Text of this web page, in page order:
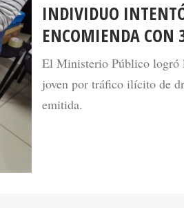
INDIVIDUO
ENCOMIENDA CON
El Ministerio Público logró
joven por tráfico ilícito de
emitida.